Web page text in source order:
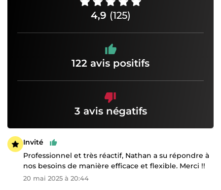
4,9 (125)
122 avis positifs
3 avis négatifs
Invité
Professionnel et très réactif, Nathan a su répondre à
nos besoins de manière efficace et flexible. Merci !!
20 mai 2025 à 20:44